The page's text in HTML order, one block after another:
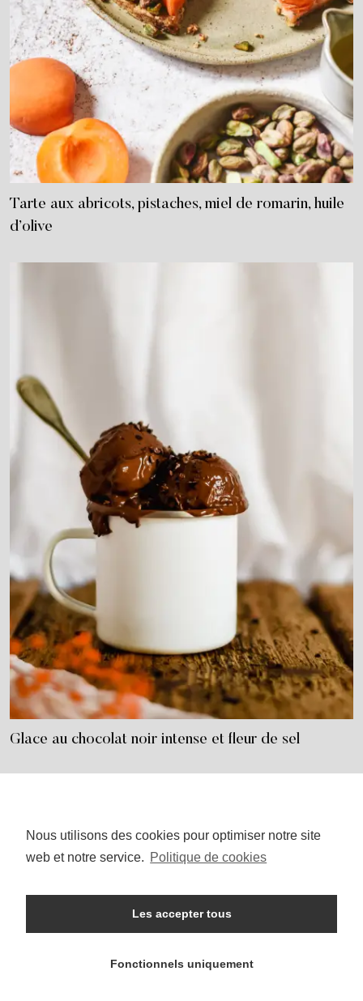
Nous utilisons des cookies pour optimiser notre site
web et notre service. Politique de cookies
Les accepter tous
Fonctionnels uniquement
Tarte aux abricots, pistaches, miel de romarin, huile
d’olive
Glace au chocolat noir intense et fleur de sel
I
n
s
g
a
P
i
n
r
s
SALÉ SUCRÉ